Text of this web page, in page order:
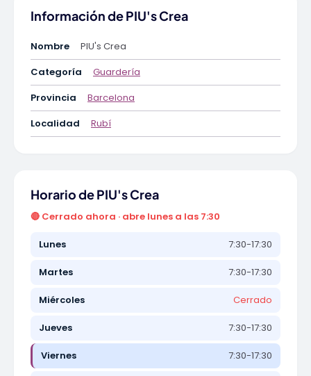
Información de PIU's Crea
Nombre
PIU's Crea
Categoría
Guardería
Provincia
Barcelona
Localidad
Rubí
Horario de PIU's Crea
🔴 Cerrado ahora · abre lunes a las 7:30
Lunes 7:30-17:30
Martes 7:30-17:30
Miércoles Cerrado
Jueves 7:30-17:30
Viernes 7:30-17:30